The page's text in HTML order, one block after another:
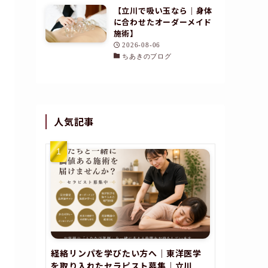
【立川で吸い玉なら｜身体
に合わせたオーダーメイド
施術】
2026-08-06
ちあきのブログ
人気記事
経絡リンパを学びたい方へ｜東洋医学
を取り入れたセラピスト募集｜立川